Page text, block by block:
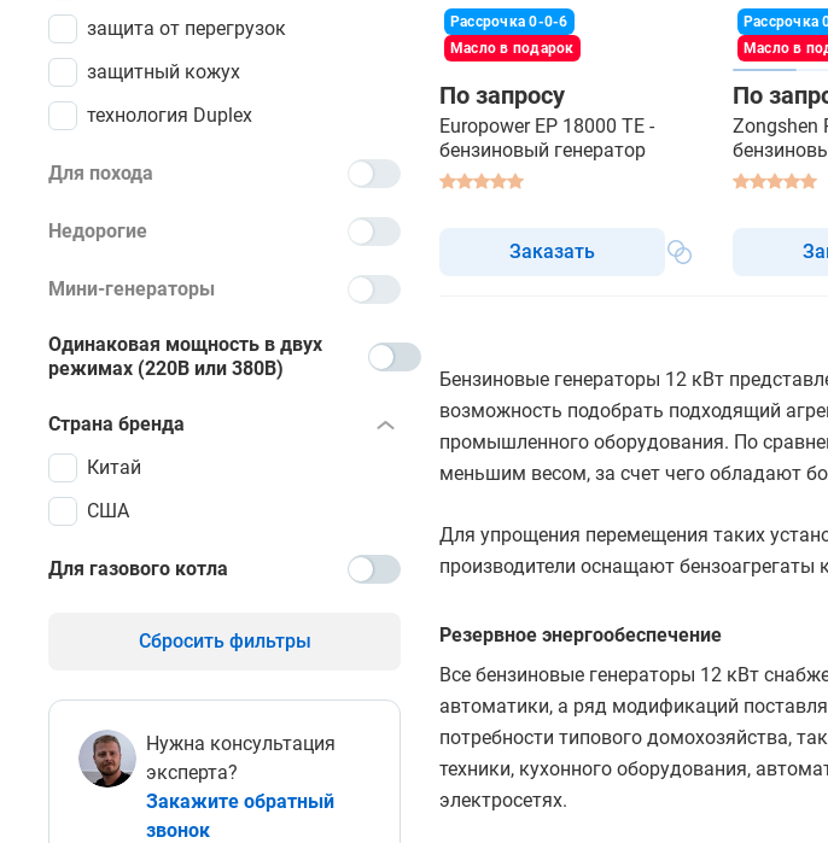
защита от перегрузок
защитный кожух
технология Duplex
Для похода
Недорогие
Мини-генераторы
Одинаковая мощность в двух
режимах (220В или 380В)
Страна бренда
Китай
США
Для газового котла
Сбросить фильтры
Нужна консультация
эксперта?
Закажите обратный
звонок
Рассрочка 0-0-6
Масло в подарок
По запросу
Europower EP 18000 TE -
бензиновый генератор
Заказать
Рассрочка
Масло в
По
Zongshen
квт
Бензиновые генераторы 12 кВт
возможность подобрать подходящий
промышленного оборудования. По
меньшим весом, за счет чего обладают
Для упрощения перемещения таких
производители оснащают
Резервное энергообеспечение
Все бензиновые генераторы 12 кВт
автоматики, а ряд модификаций
потребности типового домохозяйства,
техники, кухонного оборудования,
электросетях.